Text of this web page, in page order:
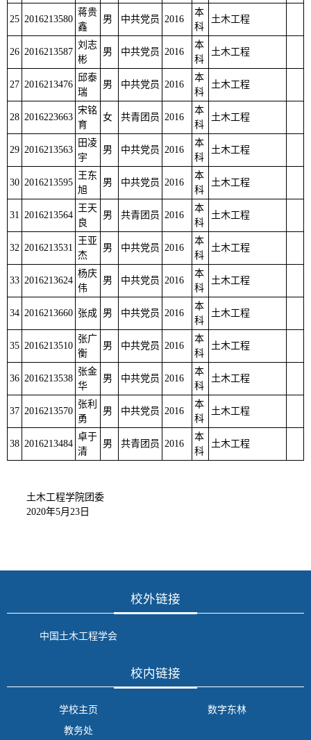
25 2016213580
蒋贵
鑫
男 中共党员 2016
本
科
土木工程
26 2016213587
刘志
彬
男 中共党员 2016
本
科
土木工程
27 2016213476
邱泰
瑞
男 中共党员 2016
本
科
土木工程
28 2016223663
宋铭
育
女 共青团员 2016
本
科
土木工程
29 2016213563
田凌
宇
男 中共党员 2016
本
科
土木工程
30 2016213595
王东
旭
男 中共党员 2016
本
科
土木工程
31 2016213564
王天
良
男 共青团员 2016
本
科
土木工程
32 2016213531
王亚
杰
男 中共党员 2016
本
科
土木工程
33 2016213624
杨庆
伟
男 中共党员 2016
本
科
土木工程
34 2016213660 张成 男 中共党员 2016
本
科
土木工程
35 2016213510
张广
衡
男 中共党员 2016
本
科
土木工程
36 2016213538
张金
华
男 中共党员 2016
本
科
土木工程
37 2016213570
张利
勇
男 中共党员 2016
本
科
土木工程
38 2016213484
卓于
清
男 共青团员 2016
本
科
土木工程
土木工程学院团委
2020年5月23日
校外链接
中国土木工程学会
校内链接
学校主页
数字东林
教务处